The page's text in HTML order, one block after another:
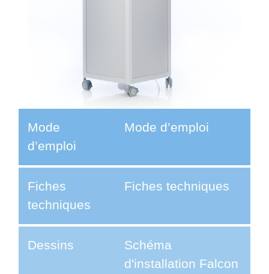
Mode
d’emploi
Mode d’emploi
Fiches
techniques
Fiches techniques
Dessins
Schéma
d'installation Falcon